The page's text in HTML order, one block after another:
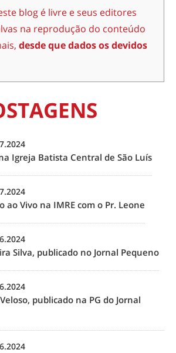
blog é livre e seus editores
na reprodução do conteúdo
desde que dados os devidos
Igreja Batista Central de São Luís
ao Vivo na IMRE com o Pr. Leone
Silva, publicado no Jornal Pequeno
publicado na PG do Jornal